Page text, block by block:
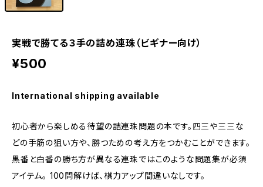
実戦で勝てる３手の詰め連珠（ビギナー向け）
¥500
International shipping available
初心者から楽しめる待望の詰連珠問題の本です。四三や三三な
どの手筋の狙い方や、勝つための考え方をつかむことができます。
黒番と白番の勝ち方が異なる連珠ではこのような問題集が必須
アイテム。 100問解けば、棋力アップ間違いなしです。